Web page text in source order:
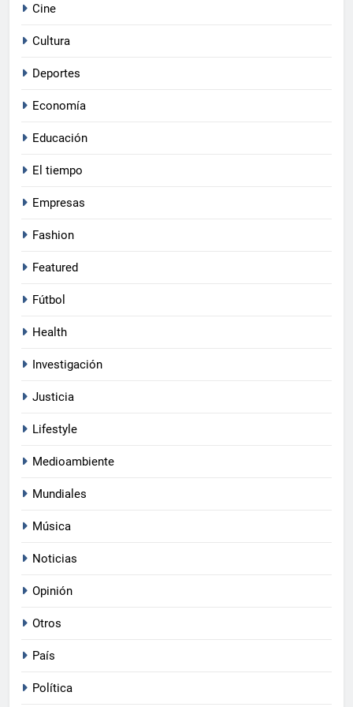
Cine
Cultura
Deportes
Economía
Educación
El tiempo
Empresas
Fashion
Featured
Fútbol
Health
Investigación
Justicia
Lifestyle
Medioambiente
Mundiales
Música
Noticias
Opinión
Otros
País
Política